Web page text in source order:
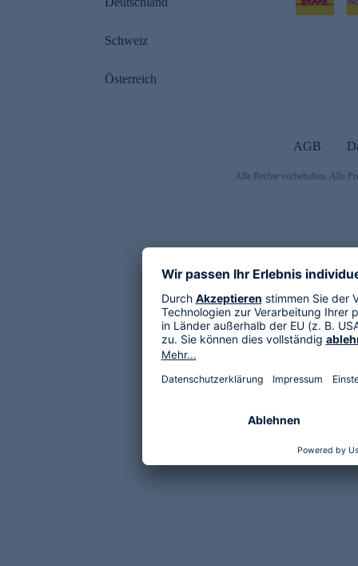
Schweiz
Österreich
AGB
Alle Rechte vorbehalten. Alle